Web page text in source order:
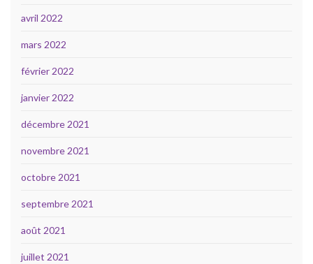
avril 2022
mars 2022
février 2022
janvier 2022
décembre 2021
novembre 2021
octobre 2021
septembre 2021
août 2021
juillet 2021